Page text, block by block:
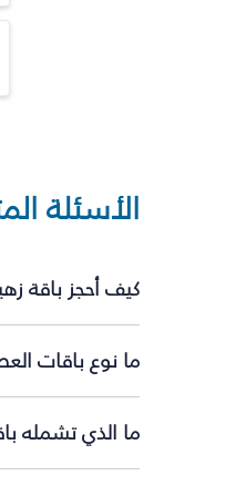
الأسئلة
كيف أحجز باقة
ما نوع باقات
ما الذي تشمله